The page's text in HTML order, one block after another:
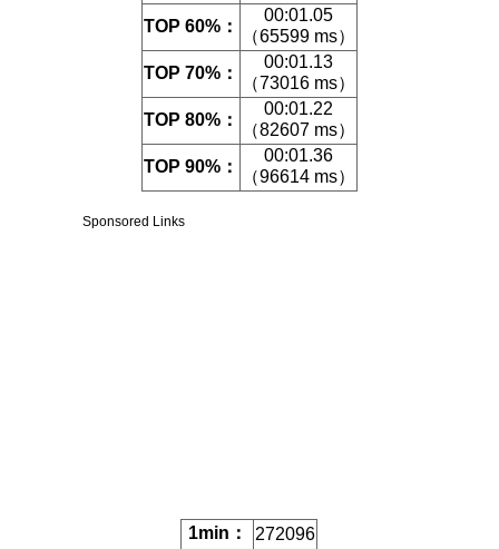
TOP 60%：
00:01.05
（65599 ms）
TOP 70%：
00:01.13
（73016 ms）
TOP 80%：
00:01.22
（82607 ms）
TOP 90%：
00:01.36
（96614 ms）
Sponsored Links
1min：
272096